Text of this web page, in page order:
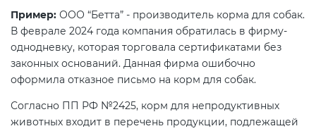
Пример: ООО “Бетта” - производитель корма для собак.
В феврале 2024 года компания обратилась в фирму-
однодневку, которая торговала сертификатами без
законных оснований. Данная фирма ошибочно
оформила отказное письмо на корм для собак.
Согласно ПП РФ №2425, корм для непродуктивных
животных входит в перечень продукции, подлежащей